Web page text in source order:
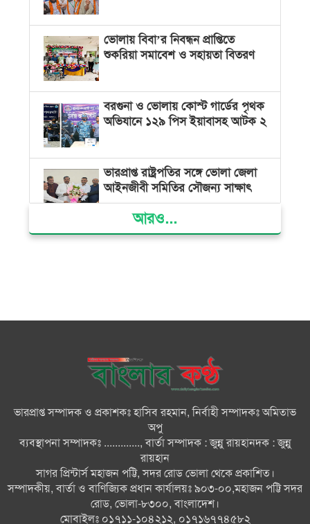
ভোলায় বিবা’র নিবন্ধন প্রাপ্তিতে
শুকরিয়া সমাবেশ ও সহায়তা বিতরণ
বরগুনা ও ভোলায় কোস্ট গার্ডের পৃথক
অভিযানে ১২৯ পিস ইয়াবাসহ আটক ২
ভারপ্রাপ্ত রাষ্ট্রপতির সঙ্গে ভোলা জেলা
আইনজীবী সমিতির সৌজন্য সাক্ষাৎ
দৌলতখানে জমি বিরোধে পরিবারকে
বিষ দিয়ে মাছ ধরায় ৩ জেলে আটক
তজুমদ্দিনে চর মোজাম্মেলে চাঁদাবাজি
ও রাজনৈতিক চক্রান্তের অপচেষ্টার
বিরুদ্ধে সংবাদ সম্মেলন
সবার সম্মিলিত প্রচেষ্টায় সুন্দর
বাংলাদেশ গড়তে চাই: প্রধানমন্ত্রী
চিকিৎসক সমাজের পেশাগত
উৎকর্ষতার উজ্জ্বল দৃষ্টান্ত ড্যাব: ডা.
জুবাইদা
আরও...
ভারপ্রাপ্ত সম্পাদক ও প্রকাশকঃ হাসিব রহমান, নির্বাহী সম্পাদকঃ অমিতাভ
অপু
ব্যবস্থাপনা সম্পাদকঃ ............., বার্তা সম্পাদক : জুন্নু রায়হানদক : জুন্নু
রায়হান
সাগর প্রিন্টার্স মহাজন পট্টি, সদর রোড ভোলা থেকে প্রকাশিত।
সম্পাদকীয়, বার্তা ও বাণিজ্যিক প্রধান কার্যালয়ঃ ৯০৩-০০,মহাজন পট্টি সদর
রোড, ভোলা-৮৩০০, বাংলাদেশ।
মোবাইলঃ ০১৭১১-১০৪২১২, ০১৭১৬৭৭৪৫৮২